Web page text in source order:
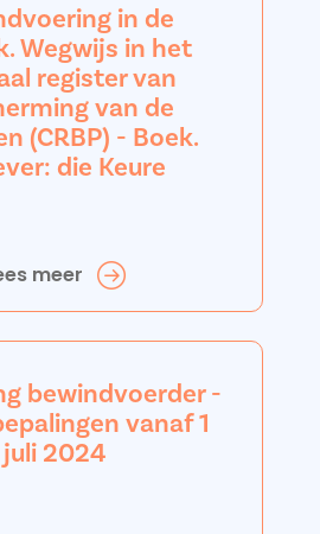
in de
Wegwijs in het
register van
van de
(CRBP) - Boek.
die Keure
meer
bewindvoerder -
vanaf 1
juli 2024